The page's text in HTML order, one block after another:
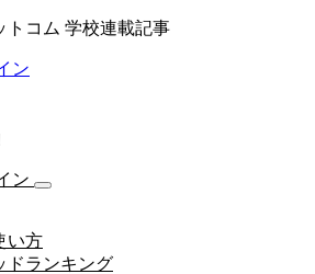
トコム 学校連載記事
ン
ン
い方
ドランキング